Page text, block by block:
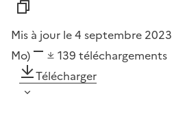
Mis à jour le 4 septembre 2023
Mo)
139 téléchargements
Télécharger